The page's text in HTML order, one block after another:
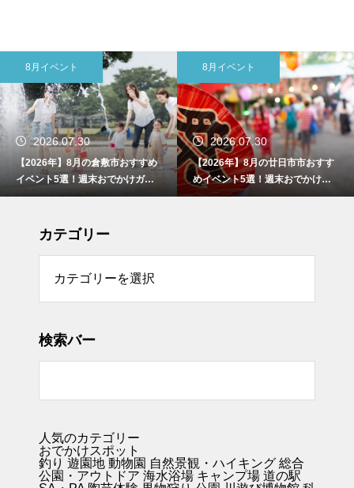
8月イベント
2026.07.30
【2026年】8月の倉敷市おすすめ
イベント5選！週末おでかけガイ
ド
8月イベント
2026.07.30
【2026年】8月の廿日市市おすす
めイベント5選！週末おでかけガ
イド
カテゴリー
検索バー
人気のカテゴリー
おでかけスポット
釣り 遊園地 動物園 自然景観・ハイキング 総合
公園・アウトドア 海水浴場 キャンプ場 道の駅